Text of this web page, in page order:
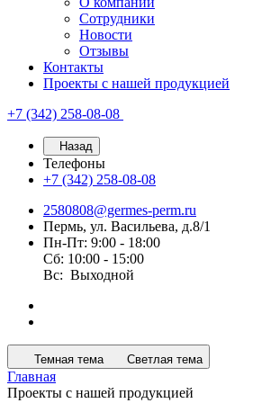
Сотрудники
Новости
Отзывы
Контакты
Проекты с нашей продукцией
+7 (342) 258-08-08
Назад
Телефоны
+7 (342) 258-08-08
2580808@germes-perm.ru
Пермь, ул. Васильева, д.8/1
Пн-Пт: 9:00 - 18:00
Сб: 10:00 - 15:00
Вс: Выходной
Темная тема Светлая тема
Главная
Проекты с нашей продукцией